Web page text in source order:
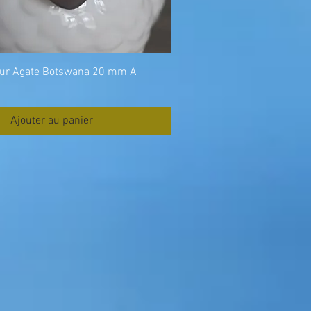
Agate Botswana 20 mm A
Ajouter au panier